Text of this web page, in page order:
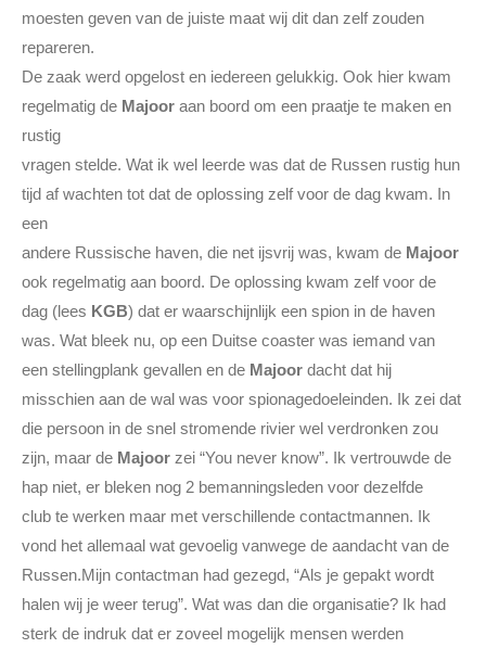
moesten geven van de juiste maat wij dit dan zelf zouden
repareren.
De zaak werd opgelost en iedereen gelukkig. Ook hier kwam
regelmatig de Majoor aan boord om een praatje te maken en
rustig
vragen stelde. Wat ik wel leerde was dat de Russen rustig hun
tijd af wachten tot dat de oplossing zelf voor de dag kwam. In
een
andere Russische haven, die net ijsvrij was, kwam de Majoor
ook regelmatig aan boord. De oplossing kwam zelf voor de
dag (lees KGB) dat er waarschijnlijk een spion in de haven
was. Wat bleek nu, op een Duitse coaster was iemand van
een stellingplank gevallen en de Majoor dacht dat hij
misschien aan de wal was voor spionagedoeleinden. Ik zei dat
die persoon in de snel stromende rivier wel verdronken zou
zijn, maar de Majoor zei “You never know”. Ik vertrouwde de
hap niet, er bleken nog 2 bemanningsleden voor dezelfde
club te werken maar met verschillende contactmannen. Ik
vond het allemaal wat gevoelig vanwege de aandacht van de
Russen.Mijn contactman had gezegd, “Als je gepakt wordt
halen wij je weer terug”. Wat was dan die organisatie? Ik had
sterk de indruk dat er zoveel mogelijk mensen werden